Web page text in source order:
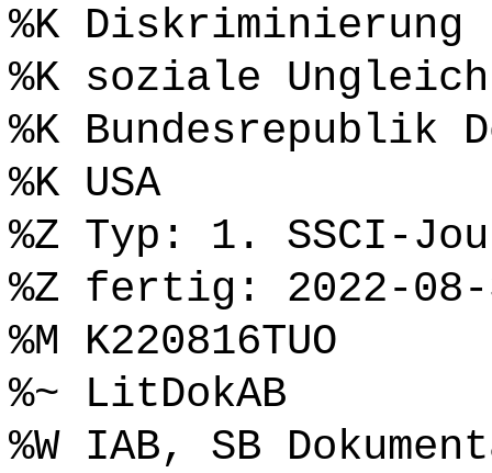
%K Diskriminierung
%K soziale
%K Bundesrepublik
%K USA
%Z Typ: 1. SSCI-
%Z fertig: 2022-08-
%M K220816TUO
%~ LitDokAB
%W IAB, SB